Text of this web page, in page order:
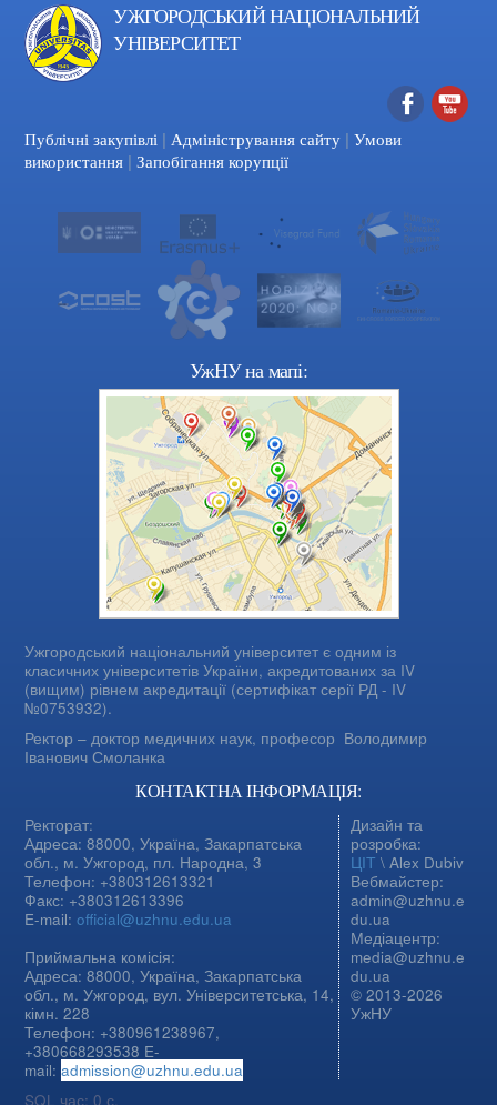
УЖГОРОДСЬКИЙ НАЦІОНАЛЬНИЙ
УНІВЕРСИТЕТ
Facebook
Публічні закупівлі | Адміністрування сайту | Умови
використання | Запобігання корупції
УжНУ на мапі:
Ужгородський національний університет є одним із
класичних університетів України, акредитованих за IV
(вищим) рівнем акредитації (сертифікат серії РД - IV
№0753932).
Ректор – доктор медичних наук, професор Володимир
Іванович Смоланка
КОНТАКТНА ІНФОРМАЦІЯ:
Ректорат:
Адреса: 88000, Україна, Закарпатська
обл., м. Ужгород, пл. Народна, 3
Телефон: +380312613321
Факс: +380312613396
E-mail:official@uzhnu.edu.ua
Приймальна комісія:
Адреса: 88000, Україна, Закарпатська
обл., м. Ужгород, вул. Університетська, 14,
кімн. 228
Телефон: +380961238967,
+380668293538 E-
mail:admission@uzhnu.edu.ua
Дизайн та
розробка:
ЦІТ \ Alex Dubiv
Вебмайстер:
admin@uzhnu.e
du.ua
Медіацентр:
media@uzhnu.e
du.ua
© 2013-2026
УжНУ
SQL час: 0 с.